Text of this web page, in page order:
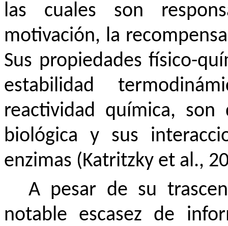
las cuales son
motivación, la
Sus propiedades físico-
estabilidad
reactividad química,
biológica y sus
enzimas (Katritzky et al.,
A pesar de su
notable escasez de